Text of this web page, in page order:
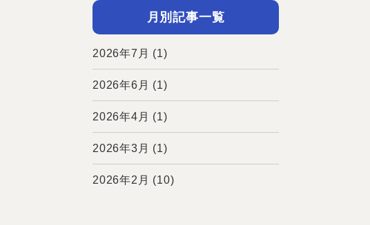
月別記事一覧
2026年7月 (1)
2026年6月 (1)
2026年4月 (1)
2026年3月 (1)
2026年2月 (10)